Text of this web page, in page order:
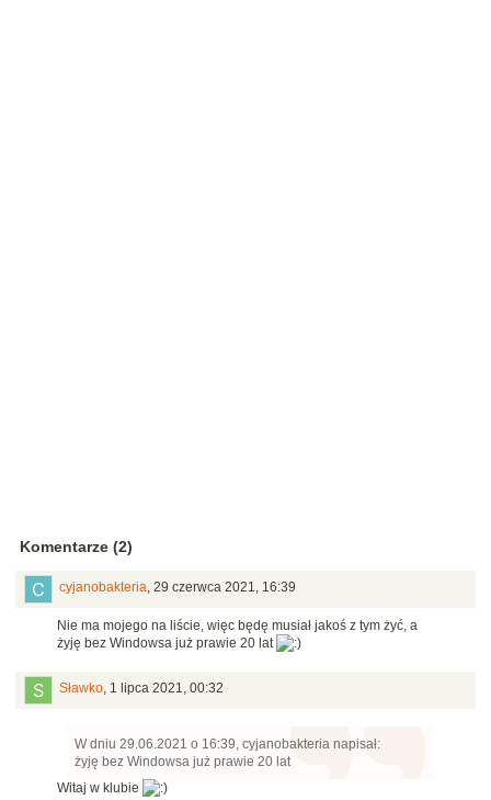
Komentarze (2)
cyjanobakteria, 29 czerwca 2021, 16:39
Nie ma mojego na liście, więc będę musiał jakoś z tym żyć, a
żyję bez Windowsa już prawie 20 lat
Sławko, 1 lipca 2021, 00:32
W dniu 29.06.2021 o 16:39, cyjanobakteria napisał:
żyję bez Windowsa już prawie 20 lat
Witaj w klubie